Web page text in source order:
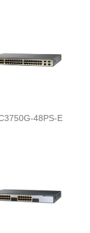
48PS-E